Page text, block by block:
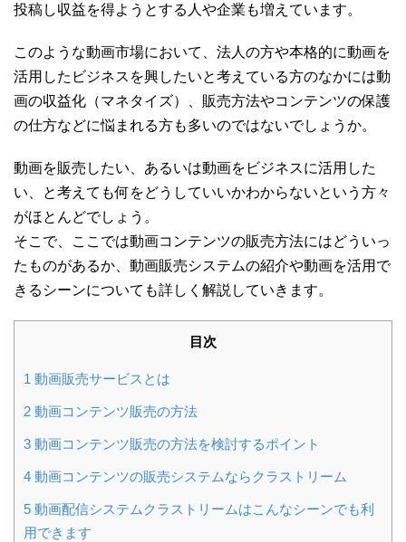
投稿し収益を得ようとする人や企業も増えています。
このような動画市場において、法人の方や本格的に動画を
活用したビジネスを興したいと考えている方のなかには動
画の収益化（マネタイズ）、販売方法やコンテンツの保護
の仕方などに悩まれる方も多いのではないでしょうか。
動画を販売したい、あるいは動画をビジネスに活用した
い、と考えても何をどうしていいかわからないという方々
がほとんどでしょう。
そこで、ここでは動画コンテンツの販売方法にはどういっ
たものがあるか、動画販売システムの紹介や動画を活用で
きるシーンについても詳しく解説していきます。
目次
1 動画販売サービスとは
2 動画コンテンツ販売の方法
3 動画コンテンツ販売の方法を検討するポイント
4 動画コンテンツの販売システムならクラストリーム
5 動画配信システムクラストリームはこんなシーンでも利
用できます